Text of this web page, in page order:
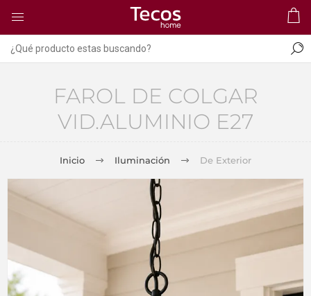
FAROL DE COLGAR
VID.ALUMINIO E27
Inicio Iluminación De Exterior